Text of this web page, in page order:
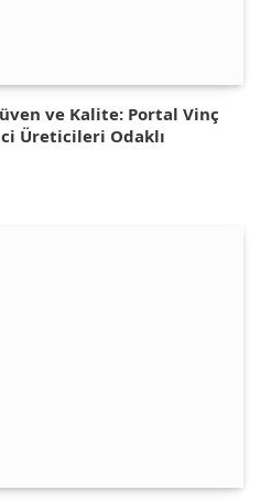
ve Kalite: Portal Vinç
Üreticileri Odaklı